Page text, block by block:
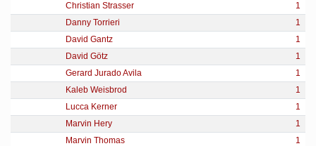
Christian Strasser
1
Danny Torrieri
1
David Gantz
1
David Götz
1
Gerard Jurado Avila
1
Kaleb Weisbrod
1
Lucca Kerner
1
Marvin Hery
1
Marvin Thomas
1